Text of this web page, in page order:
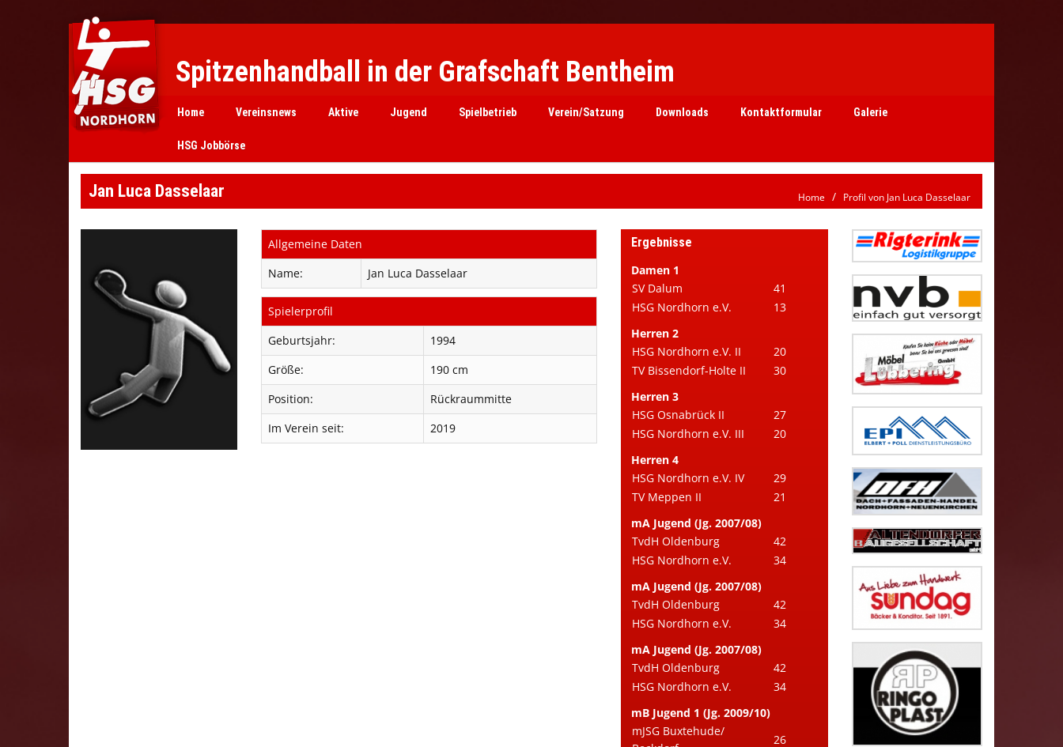
Spitzenhandball in der Grafschaft Bentheim
Home Vereinsnews Aktive Jugend Spielbetrieb Verein/Satzung Downloads Kontaktformular Galerie
HSG Jobbörse
Jan Luca Dasselaar Home Profil von Jan Luca Dasselaar
Allgemeine Daten
Name:
Jan Luca Dasselaar
Spielerprofil
Geburtsjahr:
1994
Größe:
190 cm
Position:
Rückraummitte
Im Verein seit:
2019
Ergebnisse
Damen 1
SV Dalum
41
HSG Nordhorn e.V.
13
Herren 2
HSG Nordhorn e.V. II
20
TV Bissendorf-Holte II
30
Herren 3
HSG Osnabrück II
27
HSG Nordhorn e.V. III
20
Herren 4
HSG Nordhorn e.V. IV
29
TV Meppen II
21
mA Jugend (Jg. 2007/08)
TvdH Oldenburg
42
HSG Nordhorn e.V.
34
mA Jugend (Jg. 2007/08)
TvdH Oldenburg
42
HSG Nordhorn e.V.
34
mA Jugend (Jg. 2007/08)
TvdH Oldenburg
42
HSG Nordhorn e.V.
34
mB Jugend 1 (Jg. 2009/10)
mJSG Buxtehude/
26